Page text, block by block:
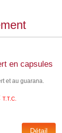
en capsules
et au guarana.
T.T.C.